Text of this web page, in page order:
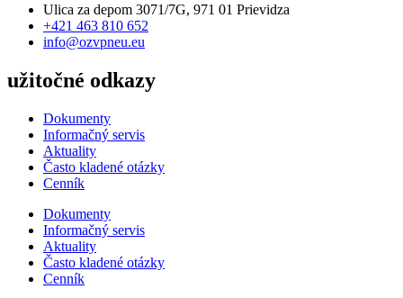
Ulica za depom 3071/7G, 971 01 Prievidza
+421 463 810 652
info@ozvpneu.eu
užitočné odkazy
Dokumenty
Informačný servis
Aktuality
Často kladené otázky
Cenník
Dokumenty
Informačný servis
Aktuality
Často kladené otázky
Cenník